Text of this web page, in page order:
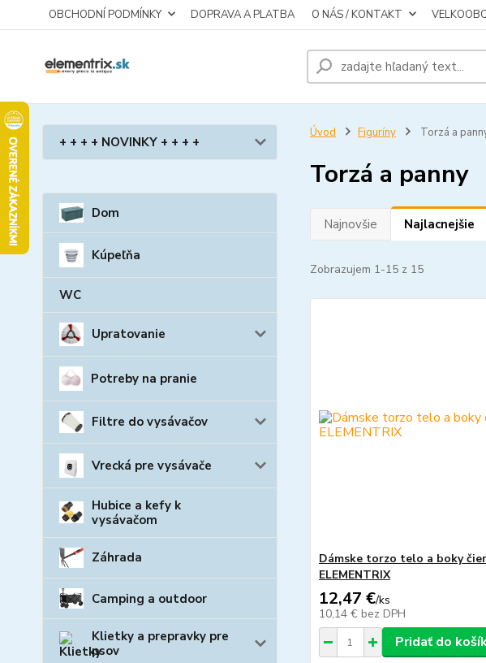
OBCHODNÍ PODMÍNKY DOPRAVA A PLATBA O NÁS / KONTAKT
+ + + + NOVINKY + + + +
Dom
Kúpeľňa
WC
Upratovanie
Potreby na pranie
Filtre do vysávačov
Vrecká pre vysávače
Hubice a kefy k
vysávačom
Záhrada
Camping a outdoor
Klietky a prepravky pre
psov
Úvod Figuríny Torzá a
Torzá a panny
Najnovšie Najlacnejšie
Zobrazujem 1-15 z 15
Dámske torzo telo a boky
ELEMENTRIX
12,47 €/ks
10,14 € bez DPH
Pridať do